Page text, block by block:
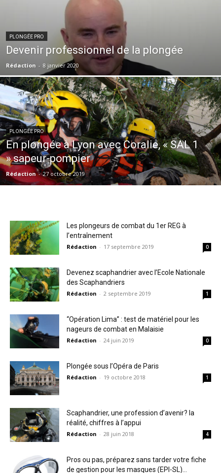
PLONGÉE PRO
Devenir professionnel de la plongée
Rédaction - 8 janvier 2020
PLONGÉE PRO
En plongée à Lyon avec Coralie, « SAL 1
» sapeur-pompier
Rédaction - 27 octobre 2019
Les plongeurs de combat du 1er REG à
l’entraînement
Rédaction - 17 septembre 2019 0
Devenez scaphandrier avec l’Ecole Nationale
des Scaphandriers
Rédaction - 2 septembre 2019 1
“Opération Lima” : test de matériel pour les
nageurs de combat en Malaisie
Rédaction - 24 juin 2019 0
Plongée sous l’Opéra de Paris
Rédaction - 19 octobre 2018 1
Scaphandrier, une profession d’avenir? la
réalité, chiffres à l’appui
Rédaction - 28 juin 2018 4
Pros ou pas, préparez sans tarder votre fiche
de gestion pour les masques (EPI-SL)...